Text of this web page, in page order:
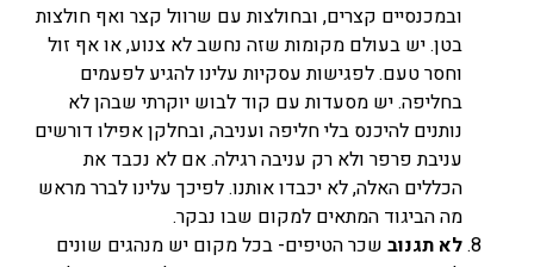
ובמכנסיים קצרים, ובחולצות עם שרוול קצר ואף חולצות
בטן. יש בעולם מקומות שזה נחשב לא צנוע, או אף זול
וחסר טעם. לפגישות עסקיות עלינו להגיע לפעמים
בחליפה. יש מסעדות עם קוד לבוש יוקרתי שבהן לא
נותנים להיכנס בלי חליפה ועניבה, ובחלקן אפילו דורשים
עניבת פרפר ולא רק עניבה רגילה. אם לא נכבד את
הכללים האלה, לא יכבדו אותנו. לפיכך עלינו לברר מראש
מה הביגוד המתאים למקום שבו נבקר.
לא תגנוב שכר הטיפים- בכל מקום יש מנהגים שונים